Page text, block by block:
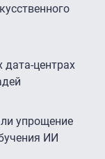
дата-центрах
упрощение
ИИ